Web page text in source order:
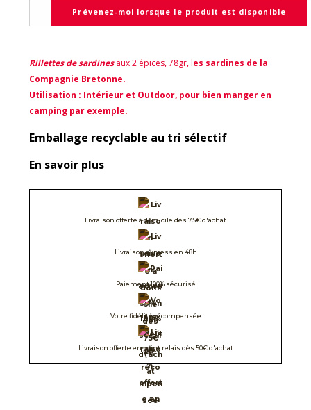
Prévenez-moi lorsque le produit est disponible
Rillettes de sardinesaux 2 épices, 78gr, les sardines de la
Compagnie Bretonne.
Utilisation : Intérieur et Outdoor, pour bien manger en
camping par exemple.
Emballage recyclable au tri sélectif
En savoir plus
Livraison offerte à domicile dès 75€ d'achat
Livraison express en 48h
Paiement 100% sécurisé
Votre fidélité récompensée
Livraison offerte en point relais dès 50€ d'achat